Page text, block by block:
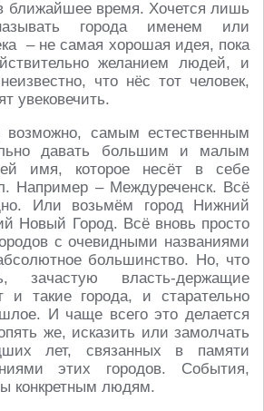
ближайшее время. Хочется лишь
города именем или
– не самая хорошая идея, пока
желанием людей, и
что нёс тот человек,
увековечить.
возможно, самым естественным
давать большим и малым
имя, которое несёт в себе
Например – Междуреченск. Всё
Или возьмём город Нижний
Новый Город. Всё вновь просто
с очевидными названиями
большинство. Но, что
зачастую власть-держащие
и такие города, и старательно
И чаще всего это делается
же, исказить или замолчать
лет, связанных в памяти
этих городов. События,
конкретным людям.